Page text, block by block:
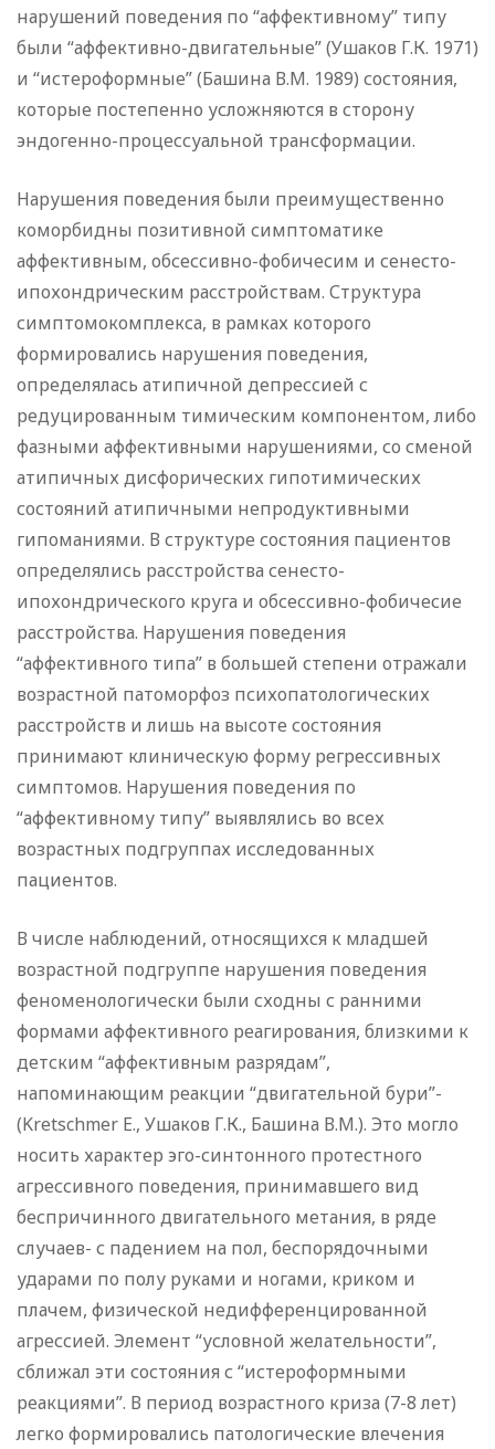
нарушений поведения по “аффективному” типу
были “аффективно-двигательные” (Ушаков Г.К. 1971)
и “истероформные” (Башина В.М. 1989) состояния,
которые постепенно усложняются в сторону
эндогенно-процессуальной трансформации.
Нарушения поведения были преимущественно
коморбидны позитивной симптоматике
аффективным, обсессивно-фобичесим и сенесто-
ипохондрическим расстройствам. Структура
симптомокомплекса, в рамках которого
формировались нарушения поведения,
определялась атипичной депрессией с
редуцированным тимическим компонентом, либо
фазными аффективными нарушениями, со сменой
атипичных дисфорических гипотимических
состояний атипичными непродуктивными
гипоманиями. В структуре состояния пациентов
определялись расстройства сенесто-
ипохондрического круга и обсессивно-фобичесие
расстройства. Нарушения поведения
“аффективного типа” в большей степени отражали
возрастной патоморфоз психопатологических
расстройств и лишь на высоте состояния
принимают клиническую форму регрессивных
симптомов. Нарушения поведения по
“аффективному типу” выявлялись во всех
возрастных подгруппах исследованных
пациентов.
В числе наблюдений, относящихся к младшей
возрастной подгруппе нарушения поведения
феноменологически были сходны с ранними
формами аффективного реагирования, близкими к
детским “аффективным разрядам”,
напоминающим реакции “двигательной бури”-
(Kretschmer E., Ушаков Г.К., Башина В.М.). Это могло
носить характер эго-синтонного протестного
агрессивного поведения, принимавшего вид
беспричинного двигательного метания, в ряде
случаев- с падением на пол, беспорядочными
ударами по полу руками и ногами, криком и
плачем, физической недифференцированной
агрессией. Элемент “условной желательности”,
сближал эти состояния с “истероформными
реакциями”. В период возрастного криза (7-8 лет)
легко формировались патологические влечения